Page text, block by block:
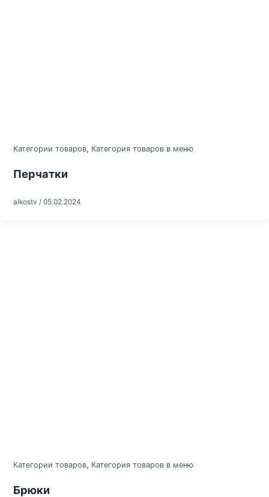
Категории товаров, Категория товаров в меню
Перчатки
alkostv / 05.02.2024
Категории товаров, Категория товаров в меню
Брюки